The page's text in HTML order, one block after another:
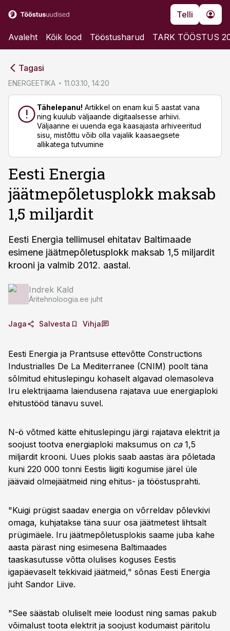
Telli
Avaleht Kõik lood Tööstusharud TARK TÖÖSTUS
Tagasi
ENERGEETIKA 11.03.10, 14:20
Tähelepanu! Artikkel on enam kui 5 aastat vana
ning kuulub väljaande digitaalsesse arhiivi.
Väljaanne ei uuenda ega kaasajasta arhiveeritud
sisu, mistõttu võib olla vajalik kaasaegsete
allikatega tutvumine
Eesti Energia
jäätmepõletusplokk maksab
1,5 miljardit
Eesti Energia tellimusel ehitatav Baltimaade
esimene jäätmepõletusplokk maksab 1,5 miljardit
krooni ja valmib 2012. aastal.
Indrek Kald
Äritehnoloogia.ee juht
Jaga Salvesta Vihja
Eesti Energia ja Prantsuse ettevõtte Constructions
Industrialles De La Mediterranee (CNIM) poolt täna
sõlmitud ehituslepingu kohaselt algavad olemasoleva
Iru elektrijaama laiendusena rajatava uue energiaploki
ehitustööd tänavu suvel.
N-ö võtmed kätte ehituslepingu järgi rajatava elektrit ja
soojust tootva energiaploki maksumus on ca1,5
miljardit krooni. Uues plokis saab aastas ära põletada
kuni 220 000 tonni Eestis liigiti kogumise järel üle
jäävaid olmejäätmeid ning ehitus- ja tööstusprahti.
"Kuigi prügist saadav energia on võrreldav põlevkivi
omaga, kuhjatakse täna suur osa jäätmetest lihtsalt
prügimäele. Iru jäätmepõletusplokis saame juba kahe
aasta pärast ning esimesena Baltimaades
taaskasutusse võtta olulises koguses Eestis
igapäevaselt tekkivaid jäätmeid," sõnas Eesti Energia
juht Sandor Liive.
"See säästab oluliselt meie loodust ning samas pakub
võimalust toota elektrit ja soojust kodumaist päritolu